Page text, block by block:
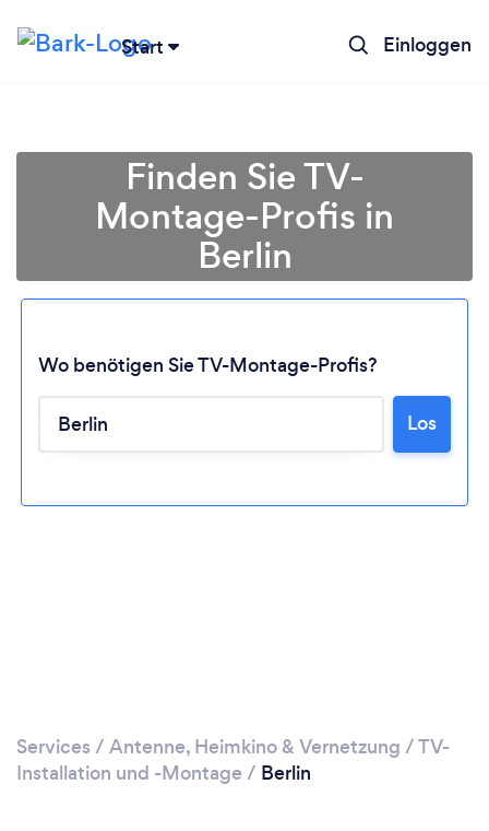
Start Einloggen
Lädt ...
Finden Sie TV-
Montage-Profis in
Berlin
Wo benötigen Sie TV-Montage-Profis?
Los
Services / Antenne, Heimkino & Vernetzung /TV-
Installation und -Montage / Berlin